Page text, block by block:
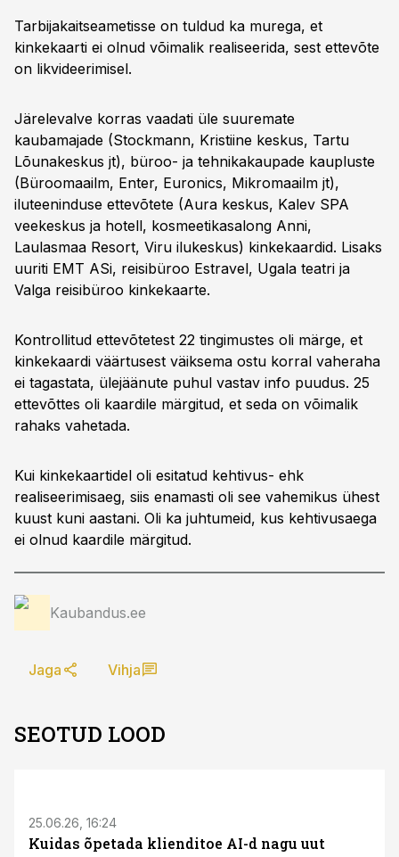
Tarbijakaitseametisse on tuldud ka murega, et
kinkekaarti ei olnud võimalik realiseerida, sest ettevõte
on likvideerimisel.
Järelevalve korras vaadati üle suuremate
kaubamajade (Stockmann, Kristiine keskus, Tartu
Lõunakeskus jt), büroo- ja tehnikakaupade kaupluste
(Büroomaailm, Enter, Euronics, Mikromaailm jt),
iluteeninduse ettevõtete (Aura keskus, Kalev SPA
veekeskus ja hotell, kosmeetikasalong Anni,
Laulasmaa Resort, Viru ilukeskus) kinkekaardid. Lisaks
uuriti EMT ASi, reisibüroo Estravel, Ugala teatri ja
Valga reisibüroo kinkekaarte.
Kontrollitud ettevõtetest 22 tingimustes oli märge, et
kinkekaardi väärtusest väiksema ostu korral vaheraha
ei tagastata, ülejäänute puhul vastav info puudus. 25
ettevõttes oli kaardile märgitud, et seda on võimalik
rahaks vahetada.
Kui kinkekaartidel oli esitatud kehtivus- ehk
realiseerimisaeg, siis enamasti oli see vahemikus ühest
kuust kuni aastani. Oli ka juhtumeid, kus kehtivusaega
ei olnud kaardile märgitud.
Kaubandus.ee
Jaga Vihja
SEOTUD LOOD
25.06.26, 16:24
Kuidas õpetada klienditoe AI-d nagu uut